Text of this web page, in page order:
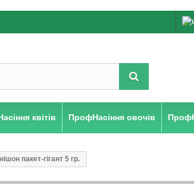
квітів ПрофНасіння овочів
пакет-гігант 5 гр.